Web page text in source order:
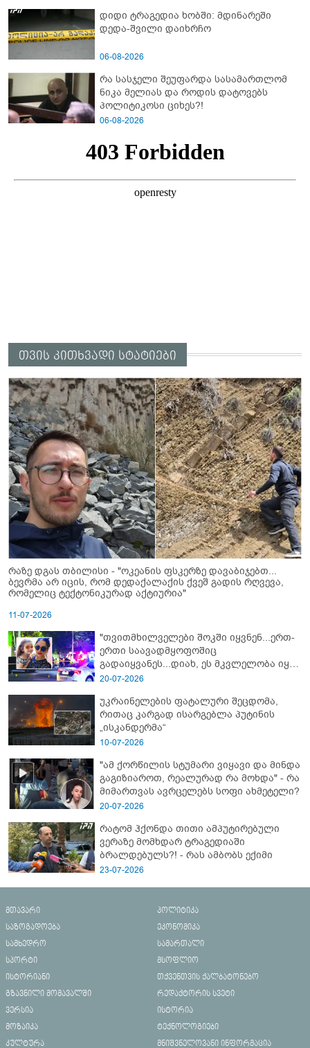
დიდი ტრაგედია ხობში: მდინარეში
დედა-შვილი დაიხრჩო
06-08-2026
რა სასჯელი შეუფარდა სასამართლომ
ნიკა მელიას და როდის დატოვებს
პოლიტიკოსი ციხეს?!
06-08-2026
თვის კითხვადი სტატიები
რაზე დგას თბილისი - "ოკეანის ფსკერზე დავაბიჯებთ...
ბევრმა არ იცის, რომ დედაქალაქის ქვეშ გადის რღვევა,
რომელიც ტექტონიკურად აქტიურია"
11-07-2026
"თვითმხილველები შოკში იყვნენ...ერთ-
ერთი საავადმყოფოშიც
გადაიყვანეს...დიახ, ეს მკვლელობა იყო"
- გორში დატრიალებული ტრაგედიის
20-07-2026
უკრაინელების ფატალური შეცდომა,
რითაც კარგად ისარგებლა პუტინის
„ისკანდერმა“
10-07-2026
"ამ ქორწილის სტუმარი ვიყავი და მინდა
გაგიზიაროთ, რეალურად რა მოხდა" - რა
მიმართვას ავრცელებს სოფი ახმეტელი?
20-07-2026
რატომ ჰქონდა თითი ამპუტირებული
ვერაზე მომხდარ ტრაგედიაში
ბრალდებულს?! - რას ამბობს ექიმი
23-07-2026
მთავარი
პოლიტიკა
საზოგადოება
ეკონომიკა
სამხედრო
სამართალი
სპორტი
მსოფლიო
ისტორიანი
თქვენთვის ქალბატონებო
გზავნილი მომავალში
რედაქტორის სვეტი
ვერსია
ისტორია
მოზაიკა
ტექნოლოგიები
კულტურა
მნიშვნელოვანი ინფორმაცია